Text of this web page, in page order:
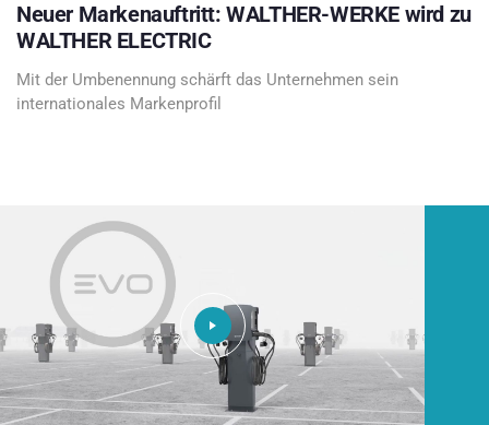
Neuer Markenauftritt: WALTHER-WERKE wird zu
WALTHER ELECTRIC
Mit der Umbenennung schärft das Unternehmen sein
internationales Markenprofil